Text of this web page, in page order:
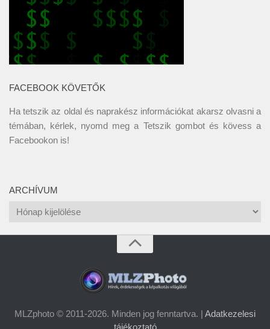
FACEBOOK KÖVETŐK
Ha tetszik az oldal és naprakész információkat akarsz olvasni a
témában, kérlek, nyomd meg a Tetszik gombot és kövess a
Facebookon is!
ARCHÍVUM
Archívum
MLZphoto © 2011-2026. Minden jog fenntartva. | Adatkezelesi
tájékoztató